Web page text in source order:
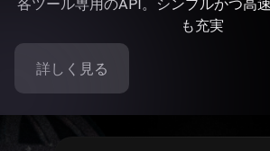
各ツール専用のAPI。シンプルかつ高
も充実
詳しく見る